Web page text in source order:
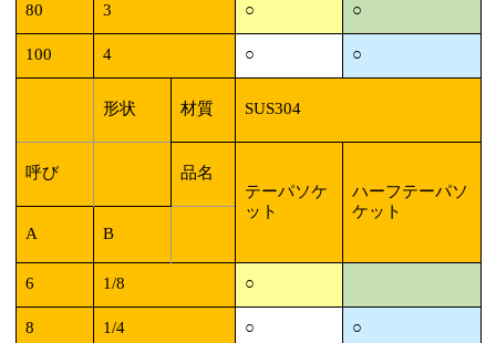
80 3 ○ ○
100 4 ○ ○
形状 材質 SUS304
呼び
品名
テーパソケ
ット
ハーフテーパソ
ケット
A
B
6 1/8 ○
8 1/4 ○ ○